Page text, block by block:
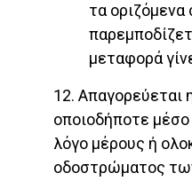
τα οριζόμενα
μεταφορά
12. Απαγορεύεται
οποιοδήποτε μέσο
λόγο μέρους ή
οδοστρώματος